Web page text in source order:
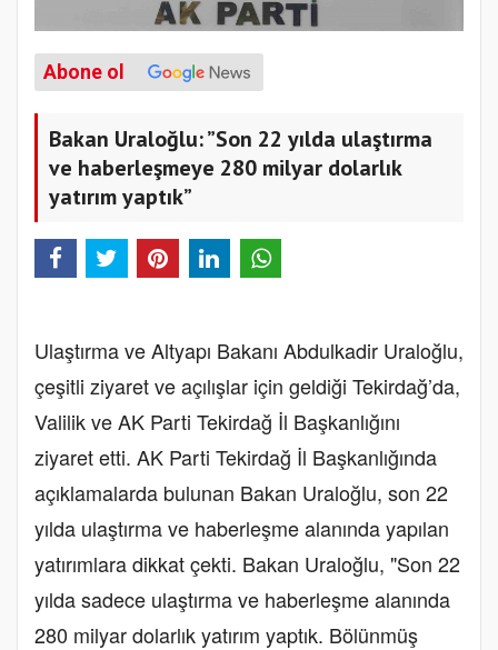
Abone ol
Bakan Uraloğlu: ”Son 22 yılda ulaştırma
ve haberleşmeye 280 milyar dolarlık
yatırım yaptık”
Ulaştırma ve Altyapı Bakanı Abdulkadir Uraloğlu,
çeşitli ziyaret ve açılışlar için geldiği Tekirdağ’da,
Valilik ve AK Parti Tekirdağ İl Başkanlığını
ziyaret etti. AK Parti Tekirdağ İl Başkanlığında
açıklamalarda bulunan Bakan Uraloğlu, son 22
yılda ulaştırma ve haberleşme alanında yapılan
yatırımlara dikkat çekti. Bakan Uraloğlu, "Son 22
yılda sadece ulaştırma ve haberleşme alanında
280 milyar dolarlık yatırım yaptık. Bölünmüş